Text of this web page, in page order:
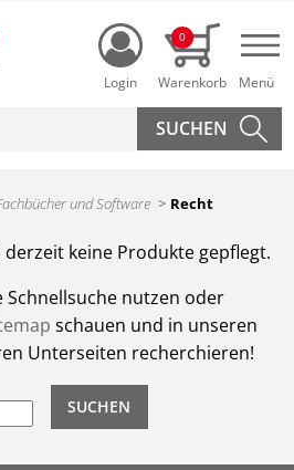
Login
0
und Software Recht
Heinrich Vogel Shop
keine Produkte gepflegt.
Schnellsuche nutzen oder
schauen und in unseren
Unterseiten recherchieren!